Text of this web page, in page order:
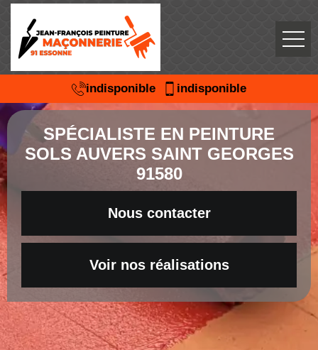
indisponible indisponible
SPÉCIALISTE EN PEINTURE
SOLS AUVERS SAINT GEORGES
91580
Nous contacter
Voir nos réalisations